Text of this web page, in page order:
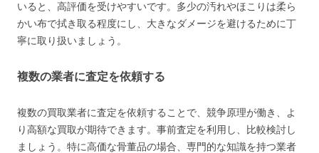
いると、高評価を受けやすいです。多少の汚れやほこりは柔ら
かい布で拭き取る程度にし、大きなダメージを避けるために丁
寧に取り扱いましょう​​。
複数の業者に査定を依頼する
複数の買取業者に査定を依頼することで、競争原理が働き、よ
り高額な買取が期待できます。事前査定を利用し、比較検討し
ましょう。特に高価な骨董品の場合、専門的な知識を持つ業者